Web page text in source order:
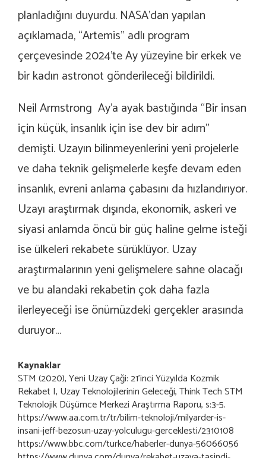
planladığını duyurdu. NASA’dan yapılan
açıklamada, “Artemis” adlı program
çerçevesinde 2024’te Ay yüzeyine bir erkek ve
bir kadın astronot gönderileceği bildirildi.
Neil Armstrong Ay’a ayak bastığında “Bir insan
için küçük, insanlık için ise dev bir adım”
demişti. Uzayın bilinmeyenlerini yeni projelerle
ve daha teknik gelişmelerle keşfe devam eden
insanlık, evreni anlama çabasını da hızlandırıyor.
Uzayı araştırmak dışında, ekonomik, askeri ve
siyasi anlamda öncü bir güç haline gelme isteği
ise ülkeleri rekabete sürüklüyor. Uzay
araştırmalarının yeni gelişmelere sahne olacağı
ve bu alandaki rekabetin çok daha fazla
ilerleyeceği ise önümüzdeki gerçekler arasında
duruyor…
Kaynaklar
STM (2020), Yeni Uzay Çaği: 21’inci Yüzyılda Kozmik
Rekabet I, Uzay Teknolojilerinin Geleceği, Think Tech STM
Teknolojik Düşümce Merkezi Araştırma Raporu, s:3-5.
https://www.aa.com.tr/tr/bilim-teknoloji/milyarder-is-
insani-jeff-bezosun-uzay-yolculugu-gerceklesti/2310108
https://www.bbc.com/turkce/haberler-dunya-56066056